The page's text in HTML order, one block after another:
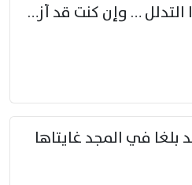
أفاطم مهلا بعض هذا التدلل … وإن كنت قد أزمعت صرمي فأجملي
بلغا في المجد غايتاها